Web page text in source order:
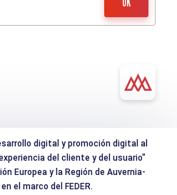
digital y promoción digital al
del cliente y del usuario"
Europea y la Región de Auvernia-
el marco del FEDER.